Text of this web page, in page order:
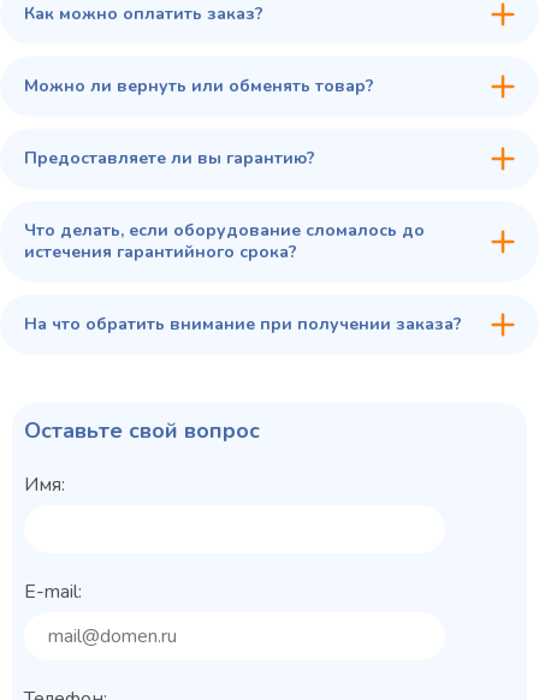
Как можно оплатить заказ?
Можно ли вернуть или обменять товар?
Предоставляете ли вы гарантию?
Что делать, если оборудование сломалось до
истечения гарантийного срока?
На что обратить внимание при получении заказа?
Оставьте свой вопрос
Имя:
E-mail: